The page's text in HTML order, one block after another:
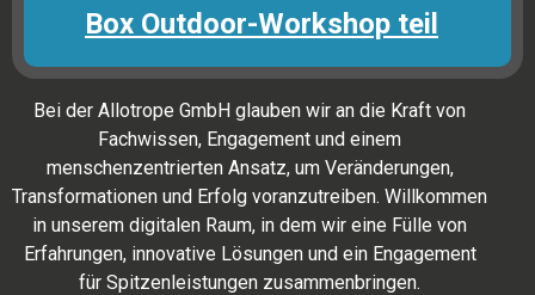
Box Outdoor-Workshop teil
Bei der Allotrope GmbH glauben wir an die Kraft von
Fachwissen, Engagement und einem
menschenzentrierten Ansatz, um Veränderungen,
Transformationen und Erfolg voranzutreiben. Willkommen
in unserem digitalen Raum, in dem wir eine Fülle von
Erfahrungen, innovative Lösungen und ein Engagement
für Spitzenleistungen zusammenbringen.